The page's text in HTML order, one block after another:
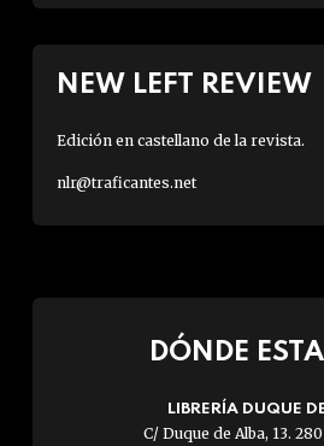
NEW LEFT REVIEW
Edición en castellano de la revista.
nlr@traficantes.net
DÓNDE
LIBRERÍA DUQUE
C/ Duque de Alba, 13.